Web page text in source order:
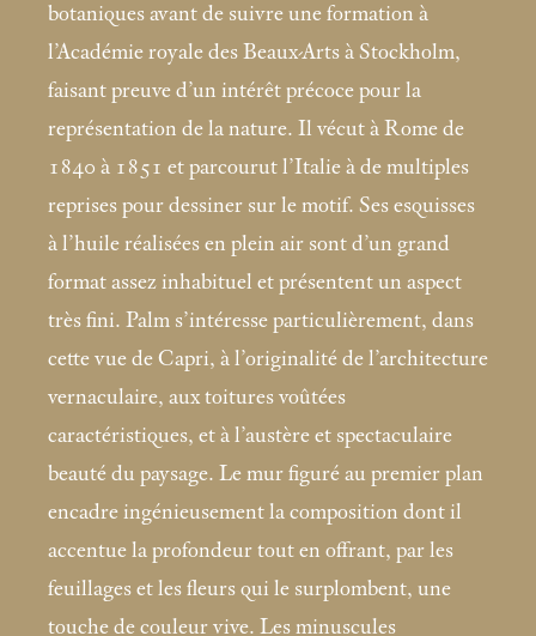
botaniques avant de suivre une formation à
l’Académie royale des Beaux-Arts à Stockholm,
faisant preuve d’un intérêt précoce pour la
représentation de la nature. Il vécut à Rome de
1840 à 1851 et parcourut l’Italie à de multiples
reprises pour dessiner sur le motif. Ses esquisses
à l’huile réalisées en plein air sont d’un grand
format assez inhabituel et présentent un aspect
très fini. Palm s’intéresse particulièrement, dans
cette vue de Capri, à l’originalité de l’architecture
vernaculaire, aux toitures voûtées
caractéristiques, et à l’austère et spectaculaire
beauté du paysage. Le mur figuré au premier plan
encadre ingénieusement la composition dont il
accentue la profondeur tout en offrant, par les
feuillages et les fleurs qui le surplombent, une
touche de couleur vive. Les minuscules